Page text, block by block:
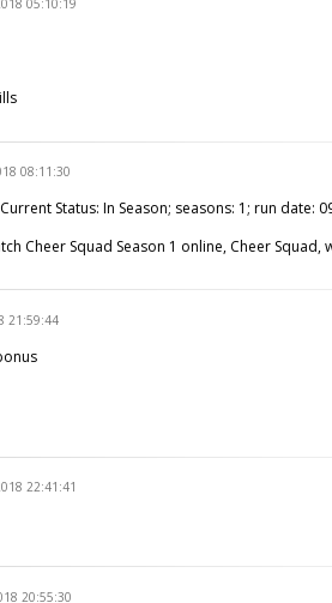
05:10:19
08:11:30
Current Status: In Season; seasons: 1; run
Cheer Squad Season 1 online, Cheer
21:59:44
22:41:41
20:55:30